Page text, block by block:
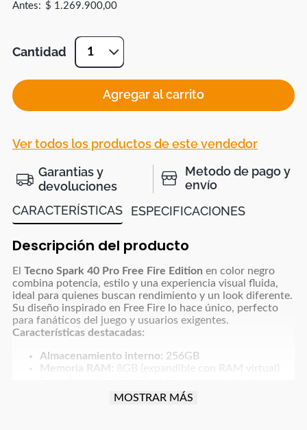
$ 1.269.900,00
Cantidad 1
Agregar al carrito
Ver todos los productos de este vendedor
Garantias y
devoluciones
Metodo de pago y
envío
CARACTERÍSTICAS
ESPECIFICACIONES
Descripción del producto
El Tecno Spark 40 Pro Free Fire Edition en color negro
combina potencia, estilo y una experiencia visual fluida,
ideal para quienes buscan rendimiento y un look diferente.
Su diseño inspirado en Free Fire lo hace único, perfecto
para fanáticos del juego y usuarios exigentes.
Características destacadas:
Almacenamiento interno: 256GB
Memoria RAM:
8GB (expandible con RAM virtual)
MOSTRAR MÁS